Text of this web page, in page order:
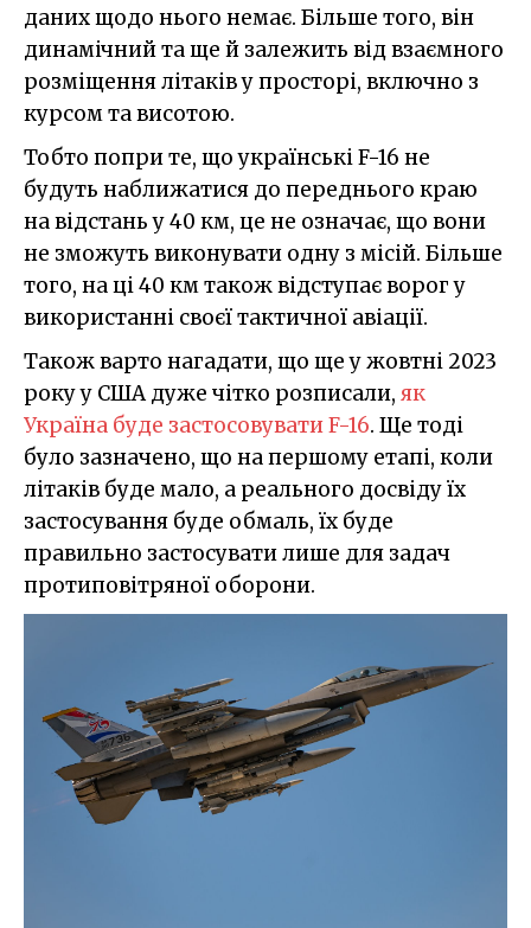
даних щодо нього немає. Більше того, він
динамічний та ще й залежить від взаємного
розміщення літаків у просторі, включно з
курсом та висотою.
Тобто попри те, що українські F-16 не
будуть наближатися до переднього краю
на відстань у 40 км, це не означає, що вони
не зможуть виконувати одну з місій. Більше
того, на ці 40 км також відступає ворог у
використанні своєї тактичної авіації.
Також варто нагадати, що ще у жовтні 2023
року у США дуже чітко розписали, як
Україна буде застосовувати F-16. Ще тоді
було зазначено, що на першому етапі, коли
літаків буде мало, а реального досвіду їх
застосування буде обмаль, їх буде
правильно застосувати лише для задач
протиповітряної оборони.